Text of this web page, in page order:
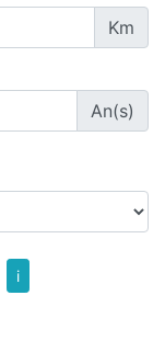
Km
An(s)
i